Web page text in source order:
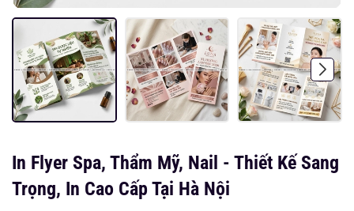
In Flyer Spa, Thẩm Mỹ, Nail - Thiết Kế Sang
Trọng, In Cao Cấp Tại Hà Nội